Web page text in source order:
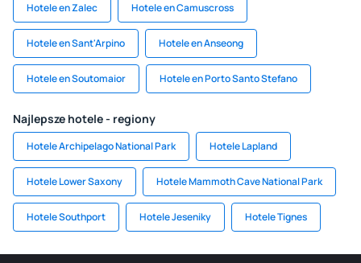
Hotele en Zalec Hotele en Camuscross
Hotele en Sant'Arpino Hotele en Anseong
Hotele en Soutomaior Hotele en Porto Santo Stefano
Najlepsze hotele - regiony
Hotele Archipelago National Park Hotele Lapland
Hotele Lower Saxony Hotele Mammoth Cave National Park
Hotele Southport Hotele Jeseniky Hotele Tignes